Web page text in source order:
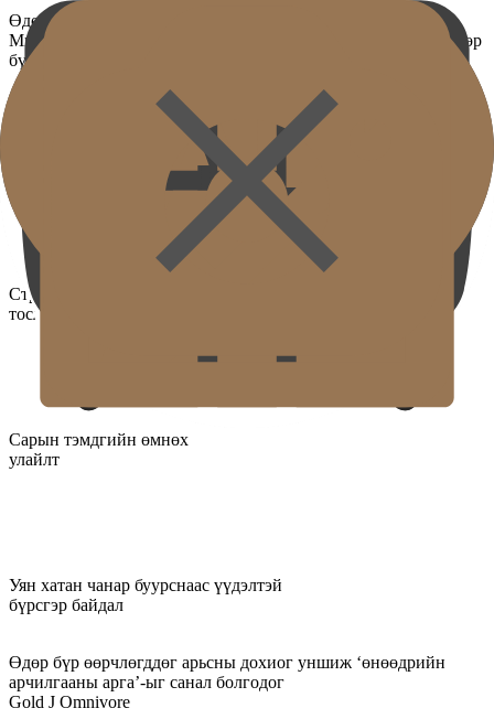
Өдөр бүр өөрчлөгддөг арьсны нөхцөл
Миний арьс улирал, даавар, нөхцөл байдлаас шалтгаалан өдөр
бүр өөр байдаг.
Стрессээс үүдэлтэй
тослог
Сарын тэмдгийн өмнөх
улайлт
Уян хатан чанар буурснаас үүдэлтэй
бүрсгэр байдал
Өдөр бүр өөрчлөгддөг арьсны дохиог уншиж ‘өнөөдрийн
арчилгааны арга’-ыг санал болгодог
Gold J Omnivore